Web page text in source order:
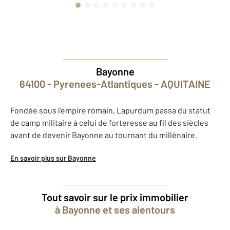
Bayonne
64100 - Pyrenees-Atlantiques - AQUITAINE
Fondée sous l’empire romain, Lapurdum passa du statut
de camp militaire à celui de forteresse au fil des siècles
avant de devenir Bayonne au tournant du millénaire.
En savoir plus sur Bayonne
Tout savoir sur le prix immobilier
à Bayonne et ses alentours